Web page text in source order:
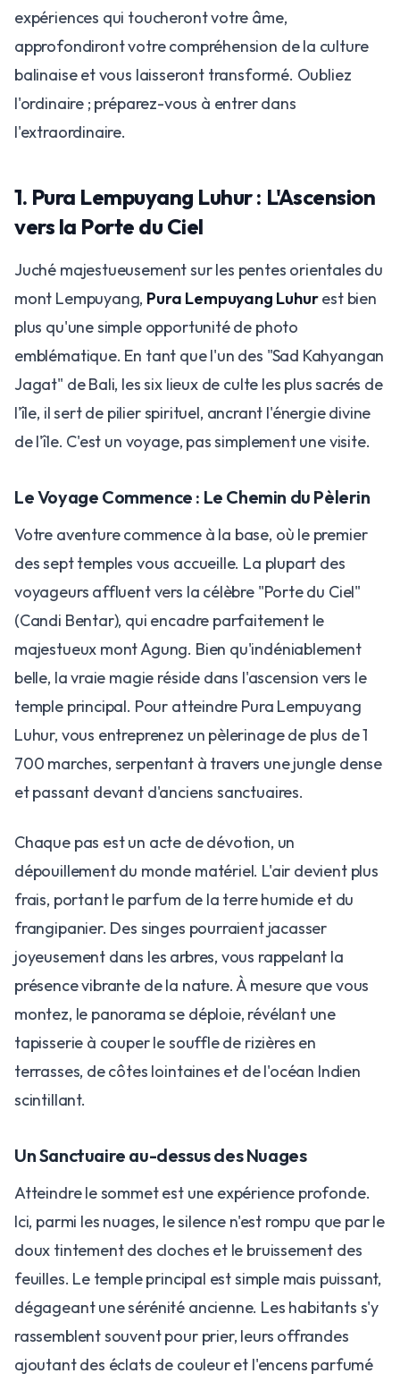
expériences qui toucheront votre âme,
approfondiront votre compréhension de la culture
balinaise et vous laisseront transformé. Oubliez
l'ordinaire ; préparez-vous à entrer dans
l'extraordinaire.
1. Pura Lempuyang Luhur : L'Ascension
vers la Porte du Ciel
Juché majestueusement sur les pentes orientales du
mont Lempuyang, Pura Lempuyang Luhurest bien
plus qu'une simple opportunité de photo
emblématique. En tant que l'un des "Sad Kahyangan
Jagat" de Bali, les six lieux de culte les plus sacrés de
l'île, il sert de pilier spirituel, ancrant l'énergie divine
de l'île. C'est un voyage, pas simplement une visite.
Le Voyage Commence : Le Chemin du Pèlerin
Votre aventure commence à la base, où le premier
des sept temples vous accueille. La plupart des
voyageurs affluent vers la célèbre "Porte du Ciel"
(Candi Bentar), qui encadre parfaitement le
majestueux mont Agung. Bien qu'indéniablement
belle, la vraie magie réside dans l'ascension vers le
temple principal. Pour atteindre Pura Lempuyang
Luhur, vous entreprenez un pèlerinage de plus de 1
700 marches, serpentant à travers une jungle dense
et passant devant d'anciens sanctuaires.
Chaque pas est un acte de dévotion, un
dépouillement du monde matériel. L'air devient plus
frais, portant le parfum de la terre humide et du
frangipanier. Des singes pourraient jacasser
joyeusement dans les arbres, vous rappelant la
présence vibrante de la nature. À mesure que vous
montez, le panorama se déploie, révélant une
tapisserie à couper le souffle de rizières en
terrasses, de côtes lointaines et de l'océan Indien
scintillant.
Un Sanctuaire au-dessus des Nuages
Atteindre le sommet est une expérience profonde.
Ici, parmi les nuages, le silence n'est rompu que par le
doux tintement des cloches et le bruissement des
feuilles. Le temple principal est simple mais puissant,
dégageant une sérénité ancienne. Les habitants s'y
rassemblent souvent pour prier, leurs offrandes
ajoutant des éclats de couleur et l'encens parfumé